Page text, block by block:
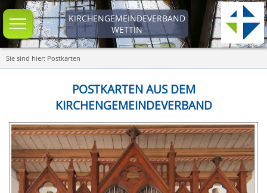
KIRCHENGEMEINDEVERBAND
WETTIN
Sie sind hier: Postkarten
POSTKARTEN AUS DEM
KIRCHENGEMEINDEVERBAND